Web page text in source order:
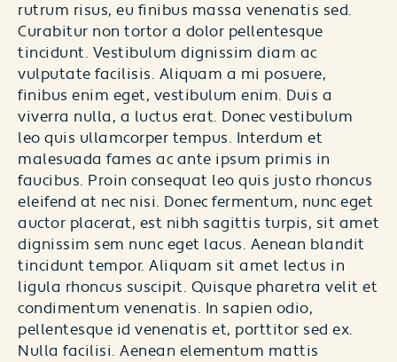
rutrum risus, eu finibus massa venenatis sed.
Curabitur non tortor a dolor pellentesque
tincidunt. Vestibulum dignissim diam ac
vulputate facilisis. Aliquam a mi posuere,
finibus enim eget, vestibulum enim. Duis a
viverra nulla, a luctus erat. Donec vestibulum
leo quis ullamcorper tempus. Interdum et
malesuada fames ac ante ipsum primis in
faucibus. Proin consequat leo quis justo rhoncus
eleifend at nec nisi. Donec fermentum, nunc eget
auctor placerat, est nibh sagittis turpis, sit amet
dignissim sem nunc eget lacus. Aenean blandit
tincidunt tempor. Aliquam sit amet lectus in
ligula rhoncus suscipit. Quisque pharetra velit et
condimentum venenatis. In sapien odio,
pellentesque id venenatis et, porttitor sed ex.
Nulla facilisi. Aenean elementum mattis